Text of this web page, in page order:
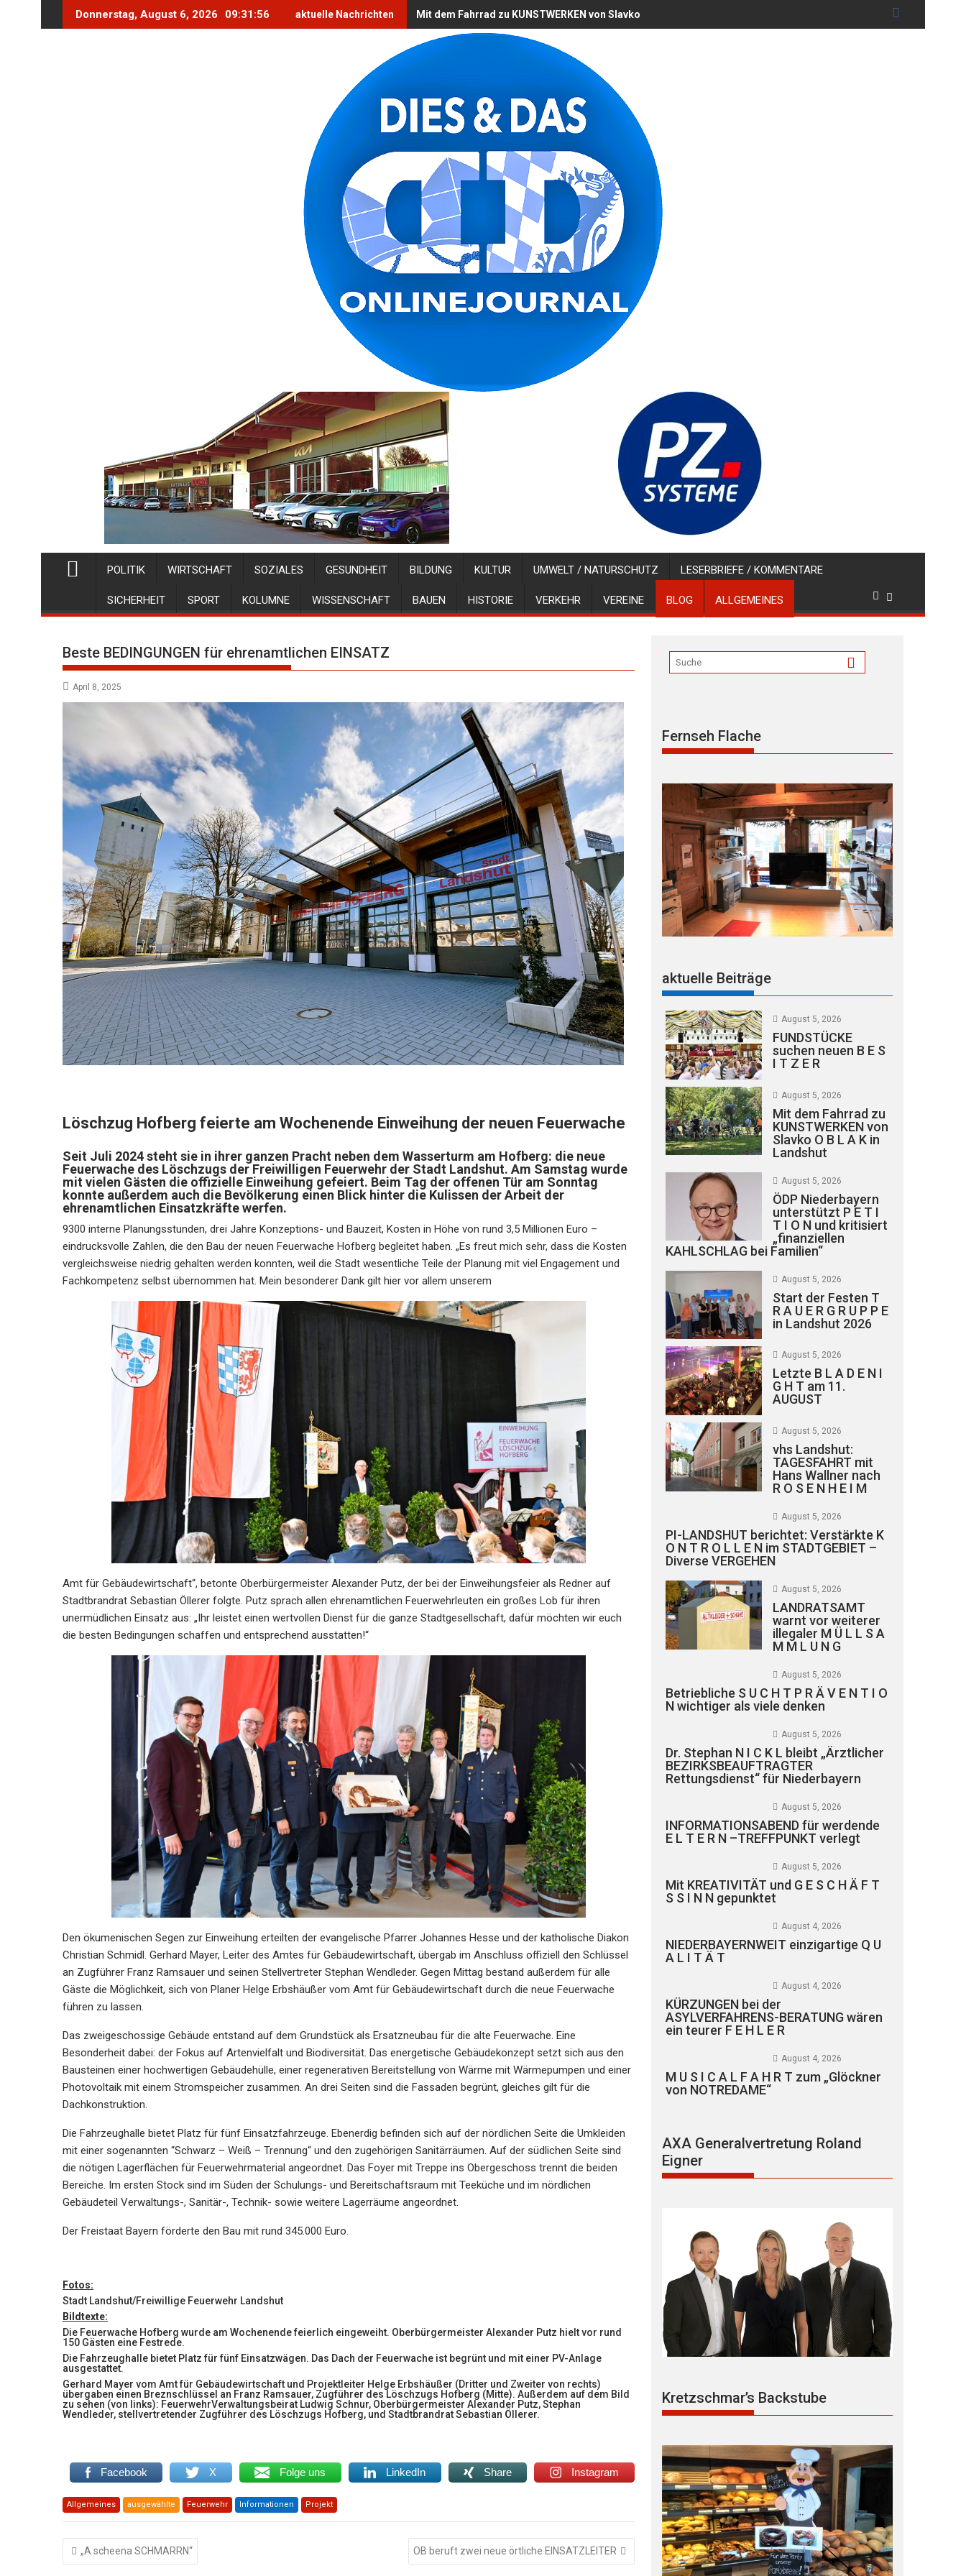
Donnerstag, August 6, 2026 09:31:57 aktuelle Nachrichten Mit dem Fahrrad zu KUNSTWERKEN von Slavko O B L A K in Landshut
POLITIK WIRTSCHAFT SOZIALES GESUNDHEIT BILDUNG KULTUR UMWELT / NATURSCHUTZ LESERBRIEFE / KOMMENTARE
SICHERHEIT SPORT KOLUMNE WISSENSCHAFT BAUEN HISTORIE VERKEHR VEREINE BLOG ALLGEMEINES
Beste BEDINGUNGEN für ehrenamtlichen EINSATZ
April 8, 2025
Löschzug Hofberg feierte am Wochenende Einweihung der neuen Feuerwache
Seit Juli 2024 steht sie in ihrer ganzen Pracht neben dem Wasserturm am Hofberg: die neue
Feuerwache des Löschzugs der Freiwilligen Feuerwehr der Stadt Landshut. Am Samstag wurde
mit vielen Gästen die offizielle Einweihung gefeiert. Beim Tag der offenen Tür am Sonntag
konnte außerdem auch die Bevölkerung einen Blick hinter die Kulissen der Arbeit der
ehrenamtlichen Einsatzkräfte werfen.
9300 interne Planungsstunden, drei Jahre Konzeptions- und Bauzeit, Kosten in Höhe von rund 3,5 Millionen Euro –
eindrucksvolle Zahlen, die den Bau der neuen Feuerwache Hofberg begleitet haben. „Es freut mich sehr, dass die Kosten
vergleichsweise niedrig gehalten werden konnten, weil die Stadt wesentliche Teile der Planung mit viel Engagement und
Fachkompetenz selbst übernommen hat. Mein besonderer Dank gilt hier vor allem unserem
Amt für Gebäudewirtschaft“, betonte Oberbürgermeister Alexander Putz, der bei der Einweihungsfeier als Redner auf
Stadtbrandrat Sebastian Öllerer folgte. Putz sprach allen ehrenamtlichen Feuerwehrleuten ein großes Lob für ihren
unermüdlichen Einsatz aus: „Ihr leistet einen wertvollen Dienst für die ganze Stadtgesellschaft, dafür möchten wir euch
die besten Bedingungen schaffen und entsprechend ausstatten!“
Den ökumenischen Segen zur Einweihung erteilten der evangelische Pfarrer Johannes Hesse und der katholische Diakon
Christian Schmidl. Gerhard Mayer, Leiter des Amtes für Gebäudewirtschaft, übergab im Anschluss offiziell den Schlüssel
an Zugführer Franz Ramsauer und seinen Stellvertreter Stephan Wendleder. Gegen Mittag bestand außerdem für alle
Gäste die Möglichkeit, sich von Planer Helge Erbshäußer vom Amt für Gebäudewirtschaft durch die neue Feuerwache
führen zu lassen.
Das zweigeschossige Gebäude entstand auf dem Grundstück als Ersatzneubau für die alte Feuerwache. Eine
Besonderheit dabei: der Fokus auf Artenvielfalt und Biodiversität. Das energetische Gebäudekonzept setzt sich aus den
Bausteinen einer hochwertigen Gebäudehülle, einer regenerativen Bereitstellung von Wärme mit Wärmepumpen und einer
Photovoltaik mit einem Stromspeicher zusammen. An drei Seiten sind die Fassaden begrünt, gleiches gilt für die
Dachkonstruktion.
Die Fahrzeughalle bietet Platz für fünf Einsatzfahrzeuge. Ebenerdig befinden sich auf der nördlichen Seite die Umkleiden
mit einer sogenannten “Schwarz – Weiß – Trennung“ und den zugehörigen Sanitärräumen. Auf der südlichen Seite sind
die nötigen Lagerflächen für Feuerwehrmaterial angeordnet. Das Foyer mit Treppe ins Obergeschoss trennt die beiden
Bereiche. Im ersten Stock sind im Süden der Schulungs- und Bereitschaftsraum mit Teeküche und im nördlichen
Gebäudeteil Verwaltungs-, Sanitär-, Technik- sowie weitere Lagerräume angeordnet.
Der Freistaat Bayern förderte den Bau mit rund 345.000 Euro.
Fotos:
Stadt Landshut/Freiwillige Feuerwehr Landshut
Bildtexte:
Die Feuerwache Hofberg wurde am Wochenende feierlich eingeweiht. Oberbürgermeister Alexander Putz hielt vor rund
150 Gästen eine Festrede.
Die Fahrzeughalle bietet Platz für fünf Einsatzwägen. Das Dach der Feuerwache ist begrünt und mit einer PV-Anlage
ausgestattet.
Gerhard Mayer vom Amt für Gebäudewirtschaft und Projektleiter Helge Erbshäußer (Dritter und Zweiter von rechts)
übergaben einen Breznschlüssel an Franz Ramsauer, Zugführer des Löschzugs Hofberg (Mitte). Außerdem auf dem Bild
zu sehen (von links): FeuerwehrVerwaltungsbeirat Ludwig Schnur, Oberbürgermeister Alexander Putz, Stephan
Wendleder, stellvertretender Zugführer des Löschzugs Hofberg, und Stadtbrandrat Sebastian Öllerer.
Facebook X Folge uns LinkedIn Share Instagram
Allgemeines ausgewählte Feuerwehr Informationen Projekt
Beitragsnavigation
„A scheena SCHMARRN“ OB beruft zwei neue örtliche EINSATZLEITER
Fernseh Flache
aktuelle Beiträge
August 5, 2026
FUNDSTÜCKE
suchen neuen B E S
I T Z E R
August 5, 2026
Mit dem Fahrrad zu
KUNSTWERKEN von
Slavko O B L A K in
Landshut
August 5, 2026
ÖDP Niederbayern
unterstützt P E T I
T I O N und kritisiert
„finanziellen
KAHLSCHLAG bei Familien“
August 5, 2026
Start der Festen T
R A U E R G R U P P E
in Landshut 2026
August 5, 2026
Letzte B L A D E N I
G H T am 11.
AUGUST
August 5, 2026
vhs Landshut:
TAGESFAHRT mit
Hans Wallner nach
R O S E N H E I M
August 5, 2026
PI-LANDSHUT berichtet: Verstärkte K
O N T R O L L E N im STADTGEBIET –
Diverse VERGEHEN
August 5, 2026
LANDRATSAMT
warnt vor weiterer
illegaler M Ü L L S A
M M L U N G
August 5, 2026
Betriebliche S U C H T P R Ä V E N T I O
N wichtiger als viele denken
August 5, 2026
Dr. Stephan N I C K L bleibt „Ärztlicher
BEZIRKSBEAUFTRAGTER
Rettungsdienst“ für Niederbayern
August 5, 2026
INFORMATIONSABEND für werdende
E L T E R N –TREFFPUNKT verlegt
August 5, 2026
Mit KREATIVITÄT und G E S C H Ä F T
S S I N N gepunktet
August 4, 2026
NIEDERBAYERNWEIT einzigartige Q U
A L I T Ä T
August 4, 2026
KÜRZUNGEN bei der
ASYLVERFAHRENS-BERATUNG wären
ein teurer F E H L E R
August 4, 2026
M U S I C A L F A H R T zum „Glöckner
von NOTREDAME“
AXA Generalvertretung Roland
Eigner
Kretzschmar’s Backstube